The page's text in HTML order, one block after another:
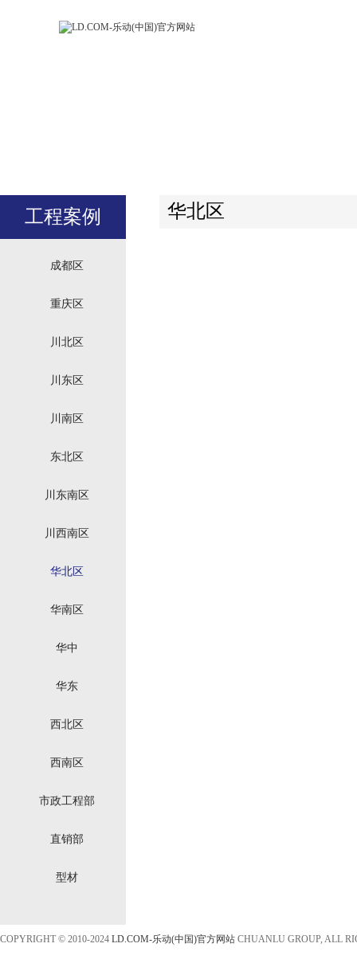
工程案例
成都区
重庆区
川北区
川东区
川南区
东北区
川东南区
川西南区
华北区
华南区
华中
华东
西北区
西南区
市政工程部
直销部
型材
华北区
COPYRIGHT © 2010-2024 LD.COM-乐动(中国)官方网站 CHUANLU GROUP, ALL